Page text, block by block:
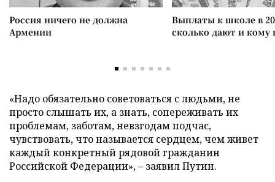
Россия ничего не должна
Армении
Выплаты к школе в
сколько дают и
«Надо обязательно советоваться с людьми, не
просто слышать их, а знать, сопереживать их
проблемам, заботам, невзгодам подчас,
чувствовать, что называется сердцем, чем живет
каждый конкретный рядовой гражданин
Российской Федерации», – заявил Путин.